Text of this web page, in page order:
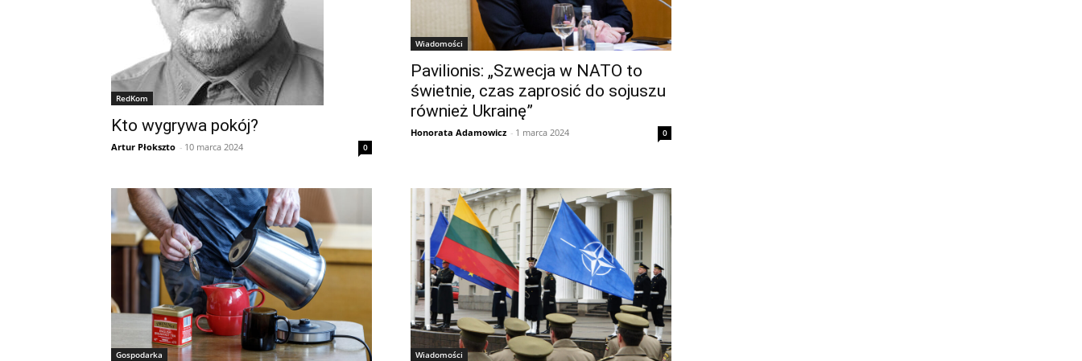
RedKom
Kto wygrywa pokój?
Artur Płokszto - 10 marca 2024 0
Wiadomości
Pavilionis: „Szwecja w NATO to
świetnie, czas zaprosić do sojuszu
również Ukrainę”
Honorata Adamowicz - 1 marca 2024 0
Gospodarka Wiadomości